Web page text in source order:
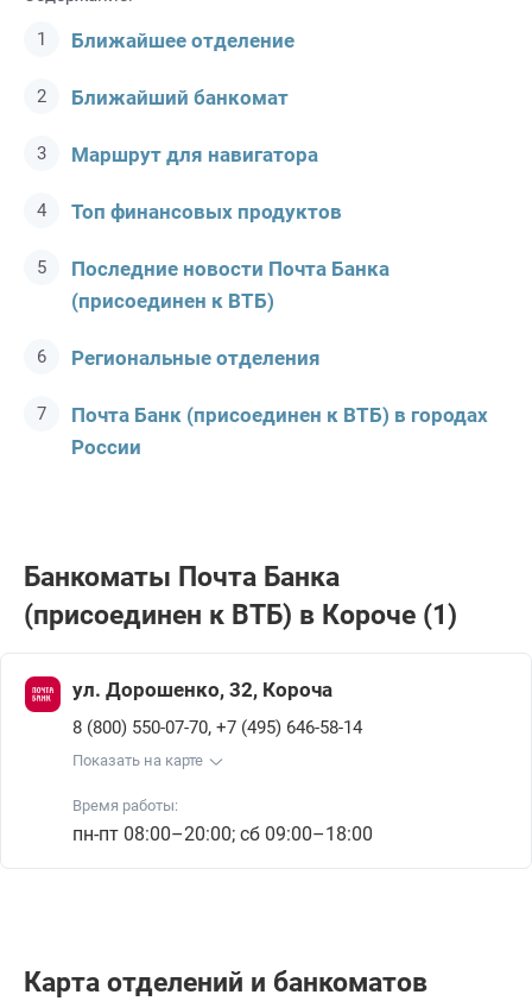
Ближайшее отделение
Ближайший банкомат
Маршрут для навигатора
Топ финансовых продуктов
Последние новости Почта Банкa
(присоединен к ВТБ)
Региональные отделения
Почта Банк (присоединен к ВТБ) в городах
России
Банкоматы Почта Банкa
(присоединен к ВТБ) в Короче (1)
ул. Дорошенко, 32, Короча
8 (800) 550-07-70, +7 (495) 646-58-14
Показать на карте
Время работы:
пн-пт 08:00–20:00; сб 09:00–18:00
Карта отделений и банкоматов